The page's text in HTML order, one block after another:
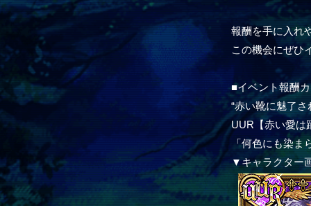
報酬を手に入れ
この機会にぜひ
■イベント報酬
“赤い靴に魅了
UUR【赤い愛は
「何色にも染
▼キャラクター